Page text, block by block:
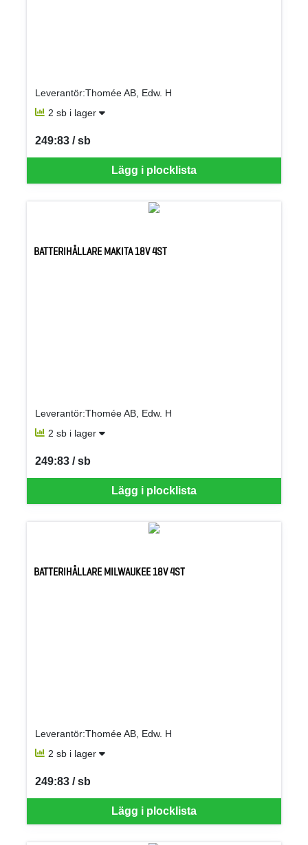
Leverantör:Thomée AB, Edw. H
2 sb i lager
Lägg i plocklista
249:83 / sb
SEK per SB
BATTERIHÅLLARE MAKITA 18V 4ST
Leverantör:Thomée AB, Edw. H
2 sb i lager
Lägg i plocklista
249:83 / sb
SEK per SB
BATTERIHÅLLARE MILWAUKEE 18V 4ST
Leverantör:Thomée AB, Edw. H
2 sb i lager
Lägg i plocklista
249:83 / sb
SEK per SB